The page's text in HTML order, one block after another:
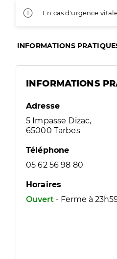
En cas d'urgence
INFORMATIONS
INFORMATIONS
Adresse
5 Impasse Dizac,
65000 Tarbes
Téléphone
05 62 56 98 80
Horaires
Ouvert - Ferme à